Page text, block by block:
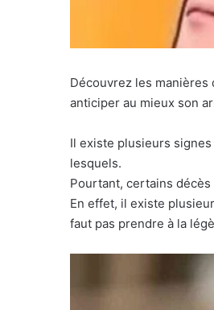
Découvrez les manières
anticiper au mieux son
Il existe plusieurs
lesquels.
Pourtant, certains
En effet, il existe
faut pas prendre à la